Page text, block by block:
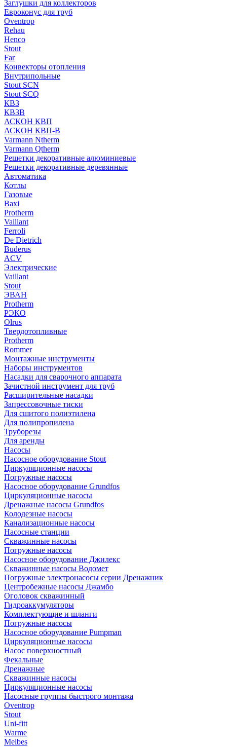
Заглушки для коллекторов
Евроконус для труб
Oventrop
Rehau
Henco
Stout
Far
Конвекторы отопления
Внутрипольные
Stout SCN
Stout SCQ
КВЗ
КВЗВ
АСКОН КВП
АСКОН КВП-В
Varmann Ntherm
Varmann Qtherm
Решетки декоративные алюминиевые
Решетки декоративные деревянные
Автоматика
Котлы
Газовые
Baxi
Protherm
Vaillant
Ferroli
De Dietrich
Buderus
ACV
Электрические
Vaillant
Stout
ЭВАН
Protherm
РЭКО
Olrus
Твердотопливные
Protherm
Rommer
Монтажные инструменты
Наборы инструментов
Насадки для сварочного аппарата
Зачистной инструмент для труб
Расширительные насадки
Запрессовочные тиски
Для сшитого полиэтилена
Для полипропилена
Труборезы
Для аренды
Насосы
Насосное оборудование Stout
Циркуляционные насосы
Погружные насосы
Насосное оборудование Grundfos
Циркуляционные насосы
Дренажные насосы Grundfos
Колодезные насосы
Канализационные насосы
Насосные станции
Скважинные насосы
Погружные насосы
Насосное оборудование Джилекс
Скважинные насосы Водомет
Погружные электронасосы серии Дренажник
Центробежные насосы Джамбо
Оголовок скважинный
Гидроаккумуляторы
Комплектующие и шланги
Погружные насосы
Насосное оборудование Pumpman
Циркуляционные насосы
Насос поверхностный
Фекальные
Дренажные
Скважинные насосы
Циркуляционные насосы
Насосные группы быстрого монтажа
Oventrop
Stout
Uni-fitt
Warme
Meibes